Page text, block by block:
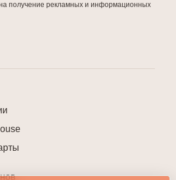
получение рекламных и информационных